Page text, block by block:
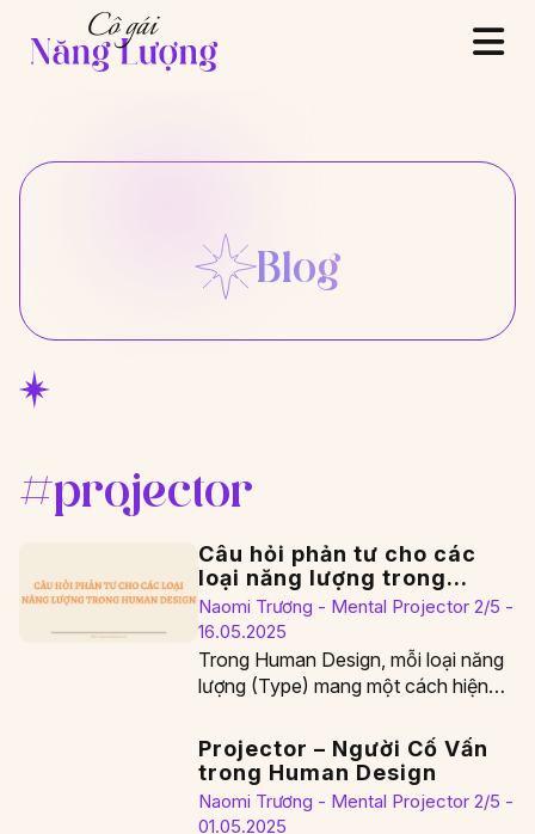
Blog
#projector
Câu hỏi phản tư cho các
loại năng lượng trong
Human Design
Naomi Trương - Mental Projector 2/5 -
16.05.2025
Trong Human Design, mỗi loại năng
lượng (Type) mang một cách hiện
Projector – Người Cố Vấn
trong Human Design
Naomi Trương - Mental Projector 2/5 -
01.05.2025